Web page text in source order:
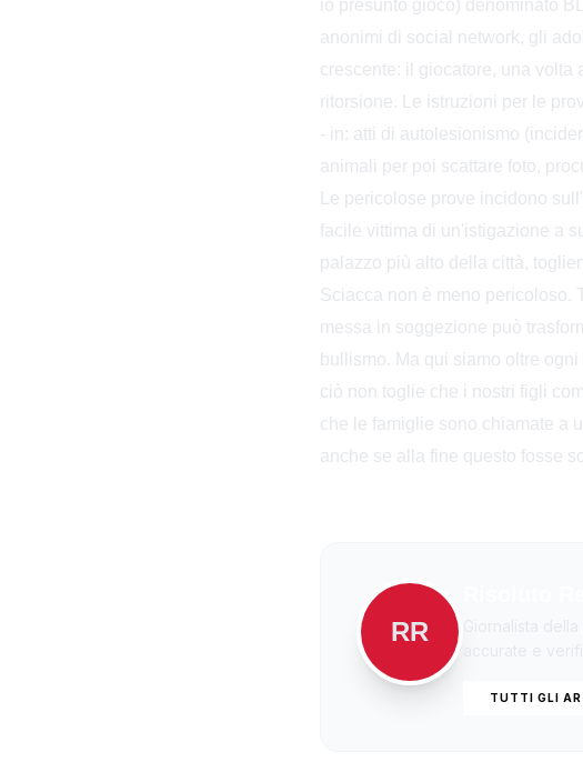
iò presunto gioco) denominato
anonimi di social network, gli
crescente: il giocatore, una volta
ritorsione. Le istruzioni per le
- in: atti di autolesionismo
animali per poi scattare foto,
Le pericolose prove incidono
facile vittima di un'istigazione a
palazzo più alto della città,
Sciacca non è meno pericoloso.
messa in soggezione può
bullismo. Ma qui siamo oltre
ciò non toglie che i nostri figli
che le famiglie sono chiamate a
anche se alla fine questo fosse
RR
TUTTI GLI